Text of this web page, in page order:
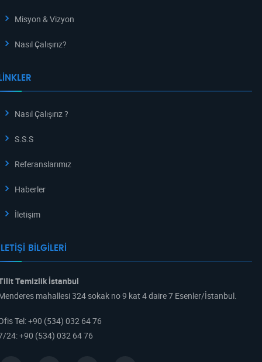
Misyon & Vizyon
Nasıl Çalışırız?
Nasıl Çalışırız ?
S.S.S
Referanslarımız
Haberler
İletişim
BILGILERI
Temizlik İstanbul
mahallesi 324 sokak no 9 kat 4 daire 7 Esenler/İstanbul.
Tel:+90 (534) 032 64 76
24:+90 (534) 032 64 76